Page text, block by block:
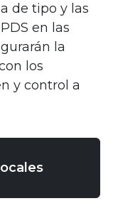
de tipo y las
en las
la
los
y control a